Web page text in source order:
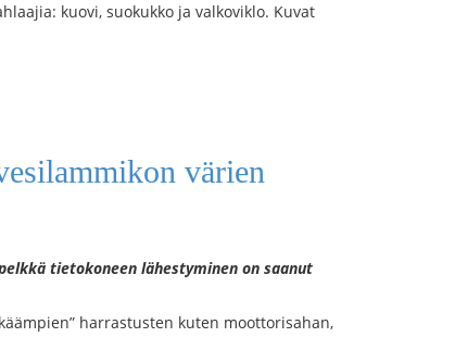
kuovi, suokukko ja valkoviklo. Kuvat
värien
tietokoneen lähestyminen on saanut
harrastusten kuten moottorisahan,